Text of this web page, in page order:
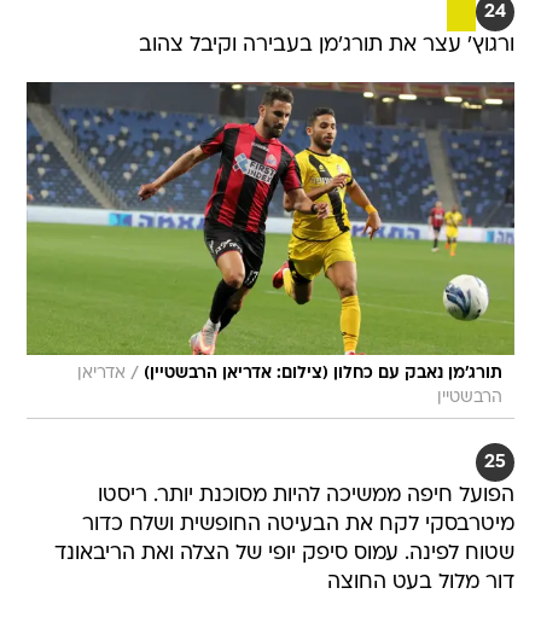
24
ורגוץ' עצר את תורג'מן בעבירה וקיבל צהוב
תורג'מן נאבק עם כחלון (צילום: אדריאן הרבשטיין) / אדריאן
הרבשטיין
25
הפועל חיפה ממשיכה להיות מסוכנת יותר. ריסטו
מיטרבסקי לקח את הבעיטה החופשית ושלח כדור
שטוח לפינה. עמוס סיפק יופי של הצלה ואת הריבאונד
דור מלול בעט החוצה